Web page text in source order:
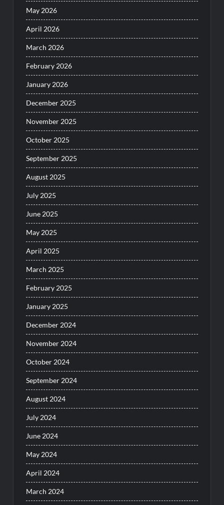
May 2026
April 2026
March 2026
February 2026
January 2026
December 2025
November 2025
October 2025
September 2025
August 2025
July 2025
June 2025
May 2025
April 2025
March 2025
February 2025
January 2025
December 2024
November 2024
October 2024
September 2024
August 2024
July 2024
June 2024
May 2024
April 2024
March 2024